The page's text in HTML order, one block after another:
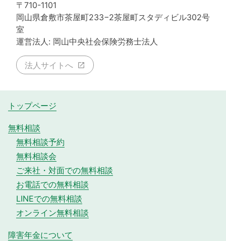
〒710-1101
岡山県倉敷市茶屋町233−2茶屋町スタディビル302号
室
運営法人: 岡山中央社会保険労務士法人
法人サイトへ
トップページ
無料相談
無料相談予約
無料相談会
ご来社・対面での無料相談
お電話での無料相談
LINEでの無料相談
オンライン無料相談
障害年金について